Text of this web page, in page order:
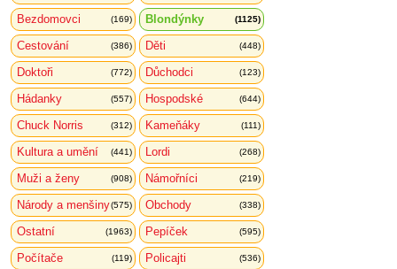
Bezdomovci (169) Blondýnky (1125)
Cestování (386) Děti (448)
Doktoři (772) Důchodci (123)
Hádanky (557) Hospodské (644)
Chuck Norris (312) Kameňáky (111)
Kultura a umění (441) Lordi (268)
Muži a ženy (908) Námořníci (219)
Národy a menšiny(575) Obchody (338)
Ostatní (1963) Pepíček (595)
Počítače (119) Policajti (536)